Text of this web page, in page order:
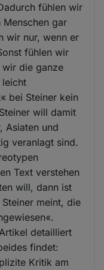
fühlen wir
Menschen gar
wir nur, wenn er
fühlen wir
wir die ganze
leicht
bei Steiner kein
will damit
Asiaten und
veranlagt sind.
Text verstehen
will, dann ist
meint, die
detailliert
findet:
Kritik am